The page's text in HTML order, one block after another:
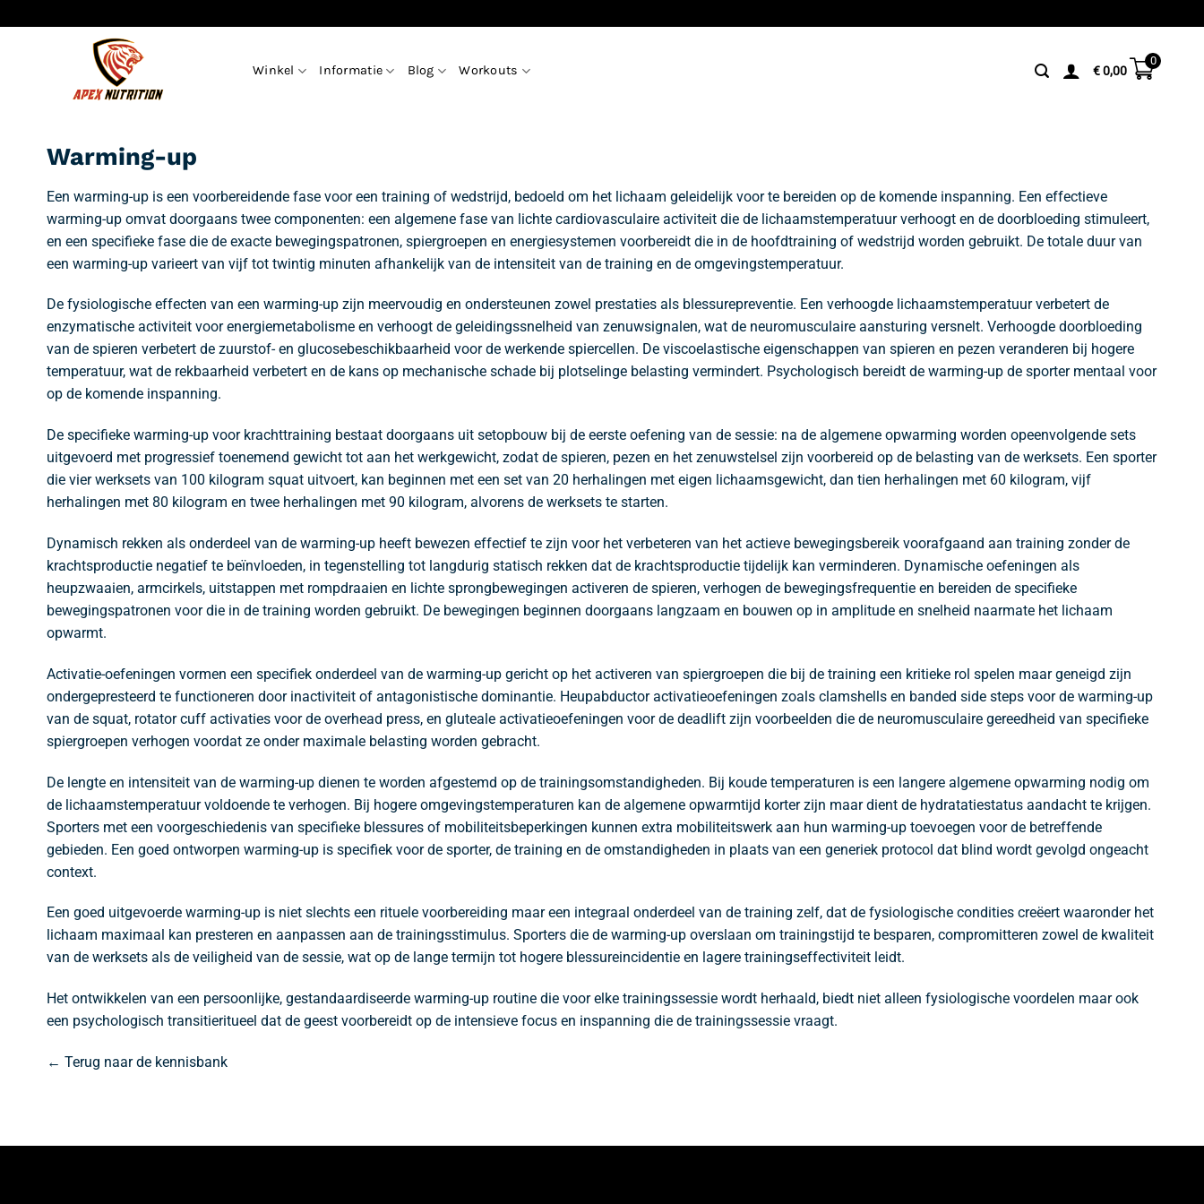
naar
Winkel Informatie Blog Workouts €0,00
0
Warming-up
Een warming-up is een voorbereidende fase voor een training of wedstrijd, bedoeld om het lichaam geleidelijk voor te bereiden op de komende inspanning. Een effectieve
warming-up omvat doorgaans twee componenten: een algemene fase van lichte cardiovasculaire activiteit die de lichaamstemperatuur verhoogt en de doorbloeding stimuleert,
en een specifieke fase die de exacte bewegingspatronen, spiergroepen en energiesystemen voorbereidt die in de hoofdtraining of wedstrijd worden gebruikt. De totale duur van
een warming-up varieert van vijf tot twintig minuten afhankelijk van de intensiteit van de training en de omgevingstemperatuur.
De fysiologische effecten van een warming-up zijn meervoudig en ondersteunen zowel prestaties als blessurepreventie. Een verhoogde lichaamstemperatuur verbetert de
enzymatische activiteit voor energiemetabolisme en verhoogt de geleidingssnelheid van zenuwsignalen, wat de neuromusculaire aansturing versnelt. Verhoogde doorbloeding
van de spieren verbetert de zuurstof- en glucosebeschikbaarheid voor de werkende spiercellen. De viscoelastische eigenschappen van spieren en pezen veranderen bij hogere
temperatuur, wat de rekbaarheid verbetert en de kans op mechanische schade bij plotselinge belasting vermindert. Psychologisch bereidt de warming-up de sporter mentaal voor
op de komende inspanning.
De specifieke warming-up voor krachttraining bestaat doorgaans uit setopbouw bij de eerste oefening van de sessie: na de algemene opwarming worden opeenvolgende sets
uitgevoerd met progressief toenemend gewicht tot aan het werkgewicht, zodat de spieren, pezen en het zenuwstelsel zijn voorbereid op de belasting van de werksets. Een sporter
die vier werksets van 100 kilogram squat uitvoert, kan beginnen met een set van 20 herhalingen met eigen lichaamsgewicht, dan tien herhalingen met 60 kilogram, vijf
herhalingen met 80 kilogram en twee herhalingen met 90 kilogram, alvorens de werksets te starten.
Dynamisch rekken als onderdeel van de warming-up heeft bewezen effectief te zijn voor het verbeteren van het actieve bewegingsbereik voorafgaand aan training zonder de
krachtsproductie negatief te beïnvloeden, in tegenstelling tot langdurig statisch rekken dat de krachtsproductie tijdelijk kan verminderen. Dynamische oefeningen als
heupzwaaien, armcirkels, uitstappen met rompdraaien en lichte sprongbewegingen activeren de spieren, verhogen de bewegingsfrequentie en bereiden de specifieke
bewegingspatronen voor die in de training worden gebruikt. De bewegingen beginnen doorgaans langzaam en bouwen op in amplitude en snelheid naarmate het lichaam
opwarmt.
Activatie-oefeningen vormen een specifiek onderdeel van de warming-up gericht op het activeren van spiergroepen die bij de training een kritieke rol spelen maar geneigd zijn
ondergepresteerd te functioneren door inactiviteit of antagonistische dominantie. Heupabductor activatieoefeningen zoals clamshells en banded side steps voor de warming-up
van de squat, rotator cuff activaties voor de overhead press, en gluteale activatieoefeningen voor de deadlift zijn voorbeelden die de neuromusculaire gereedheid van specifieke
spiergroepen verhogen voordat ze onder maximale belasting worden gebracht.
De lengte en intensiteit van de warming-up dienen te worden afgestemd op de trainingsomstandigheden. Bij koude temperaturen is een langere algemene opwarming nodig om
de lichaamstemperatuur voldoende te verhogen. Bij hogere omgevingstemperaturen kan de algemene opwarmtijd korter zijn maar dient de hydratatiestatus aandacht te krijgen.
Sporters met een voorgeschiedenis van specifieke blessures of mobiliteitsbeperkingen kunnen extra mobiliteitswerk aan hun warming-up toevoegen voor de betreffende
gebieden. Een goed ontworpen warming-up is specifiek voor de sporter, de training en de omstandigheden in plaats van een generiek protocol dat blind wordt gevolgd ongeacht
context.
Een goed uitgevoerde warming-up is niet slechts een rituele voorbereiding maar een integraal onderdeel van de training zelf, dat de fysiologische condities creëert waaronder het
lichaam maximaal kan presteren en aanpassen aan de trainingsstimulus. Sporters die de warming-up overslaan om trainingstijd te besparen, compromitteren zowel de kwaliteit
van de werksets als de veiligheid van de sessie, wat op de lange termijn tot hogere blessureincidentie en lagere trainingseffectiviteit leidt.
Het ontwikkelen van een persoonlijke, gestandaardiseerde warming-up routine die voor elke trainingssessie wordt herhaald, biedt niet alleen fysiologische voordelen maar ook
een psychologisch transitieritueel dat de geest voorbereidt op de intensieve focus en inspanning die de trainingssessie vraagt.
← Terug naar de kennisbank